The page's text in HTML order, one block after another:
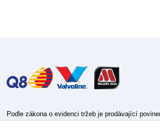
Podle zákona o evidenci tržeb je prodávající